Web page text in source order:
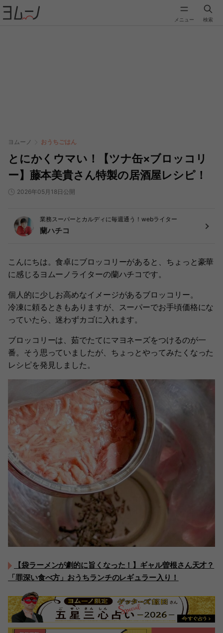
メニュー 検索
ヨムーノ おうちごはん
とにかくウマい！【ツナ缶×ブロッコリ
ー】藤本美貴さん特製の居酒屋レシピ！
2026年05月18日公開
業務スーパーとカルディに毎週通う！webライター
蘭ハチコ
こんにちは。食卓にブロッコリーがあると、ちょっと豪華
に感じるヨムーノライターの蘭ハチコです。
個人的に少しお高めなイメージがあるブロッコリー。
冷凍に頼るときもありますが、スーパーでお手頃価格にな
っていたら、迷わずカゴに入れます。
ブロッコリーは、茹でたてにマヨネーズをつけるのが一
番。そう思っていましたが、ちょっとやってみたくなった
レシピを発見しました。
【袋ラーメンが劇的に旨くなった！】ギャル曽根さん天才？
「罪深い食べ方」おうちランチのレギュラー入り！